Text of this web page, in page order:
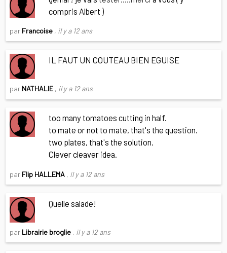
compris Albert )
par Francoise , il y a 12 ans
IL FAUT UN COUTEAU BIEN EGUISE
par NATHALIE , il y a 12 ans
too many tomatoes cutting in half.
to mate or not to mate, that's the question.
two plates, that's the solution.
Clever cleaver idea.
par Flip HALLEMA , il y a 12 ans
Quelle salade!
par Librairie broglie , il y a 12 ans